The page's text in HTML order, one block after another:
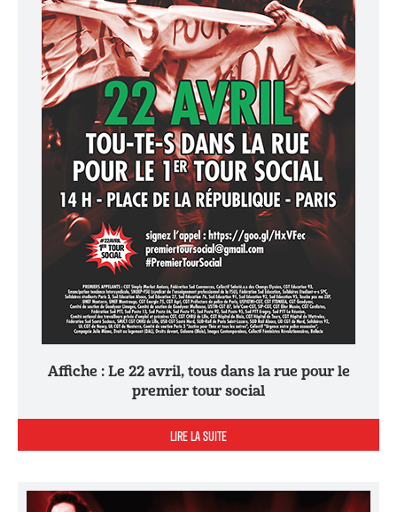
Affiche : Le 22 avril, tous dans la rue pour le
premier tour social
LIRE LA SUITE